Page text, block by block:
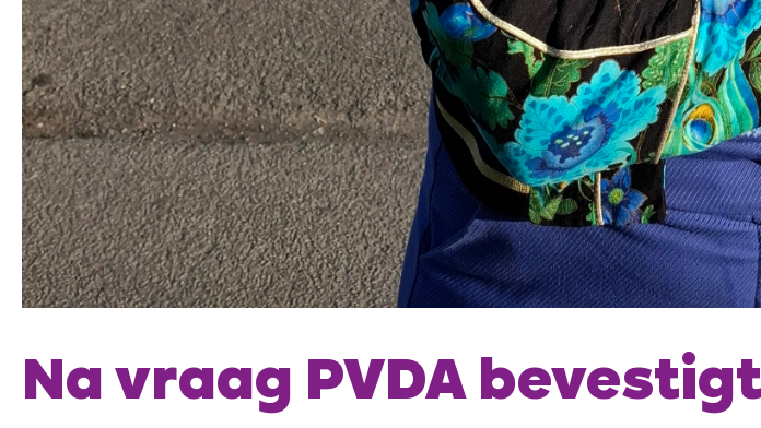
Na vraag PVDA